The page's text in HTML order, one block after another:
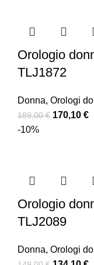
Orologio
TLJ1872
Donna, Orologi
189,00€ 170,10 €
-10%
Orologio
TLJ2089
Donna, Orologi